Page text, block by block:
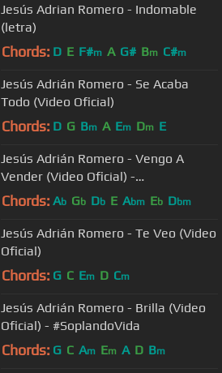
Jesús Adrian Romero - Indomable
(letra)
Chords: D E F#m A G# Bm C#m
Jesús Adrián Romero - Se Acaba
Todo (Video Oficial)
Chords: D G Bm A Em Dm E
Jesús Adrián Romero - Vengo A
Vender (Video Oficial) -
#SoplandoVida
Chords: Ab Gb Db E Abm Eb Dbm
Jesús Adrián Romero - Te Veo (Video
Oficial)
Chords: G C Em D Cm
Jesús Adrián Romero - Brilla (Video
Oficial) - #SoplandoVida
Chords: G C Am Em A D Bm